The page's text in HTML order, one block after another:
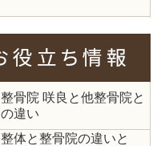
整骨院 咲良と他整骨院と
の違い
整体と整骨院の違いと